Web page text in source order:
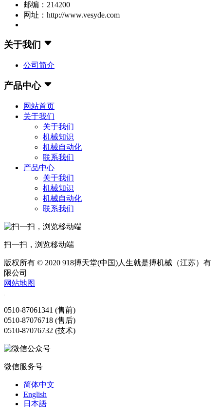
邮编：214200
网址：http://www.vesyde.com
关于我们
公司简介
产品中心
网站首页
关于我们
关于我们
机械知识
机械自动化
联系我们
产品中心
关于我们
机械知识
机械自动化
联系我们
扫一扫，浏览移动端
版权所有 © 2020 918搏天堂(中国)人生就是搏机械（江苏）有
限公司
网站地图
0510-87061341 (售前)
0510-87076718 (售后)
0510-87076732 (技术)
微信服务号
简体中文
English
日本語